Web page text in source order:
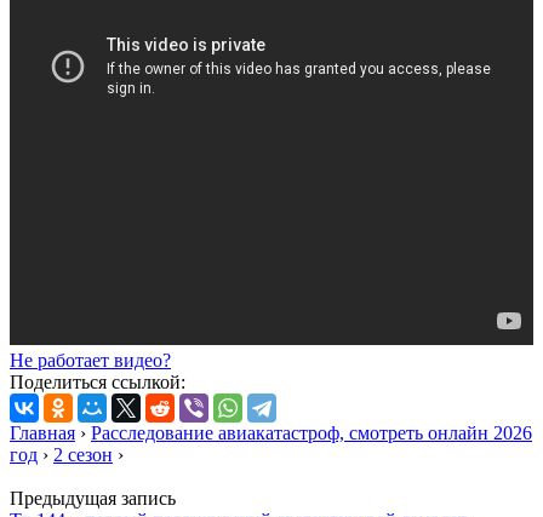
Не работает видео?
Поделиться ссылкой:
Главная › Расследование авиакатастроф, смотреть онлайн 2026
год › 2 сезон ›
Предыдущая запись